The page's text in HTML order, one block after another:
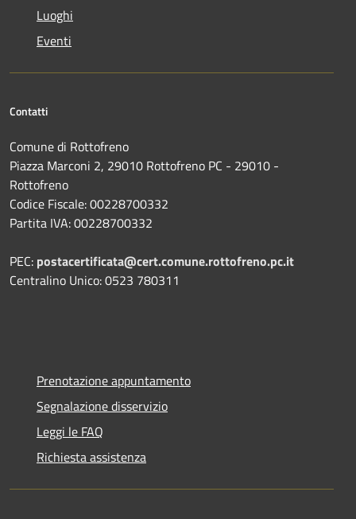
Luoghi
Eventi
Contatti
Comune di Rottofreno
Piazza Marconi 2, 29010 Rottofreno PC - 29010 -
Rottofreno
Codice Fiscale: 00228700332
Partita IVA: 00228700332
PEC: postacertificata@cert.comune.rottofreno.pc.it
Centralino Unico: 0523 780311
Prenotazione appuntamento
Segnalazione disservizio
Leggi le FAQ
Richiesta assistenza